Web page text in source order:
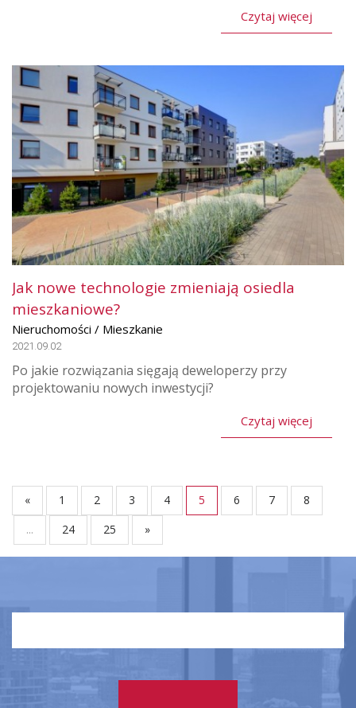
Czytaj więcej
Jak nowe technologie zmieniają osiedla
mieszkaniowe?
Nieruchomości / Mieszkanie
2021.09.02
Po jakie rozwiązania sięgają deweloperzy przy
projektowaniu nowych inwestycji?
Czytaj więcej
« 1 2 3 4 5 6 7
8
...
24 25 »